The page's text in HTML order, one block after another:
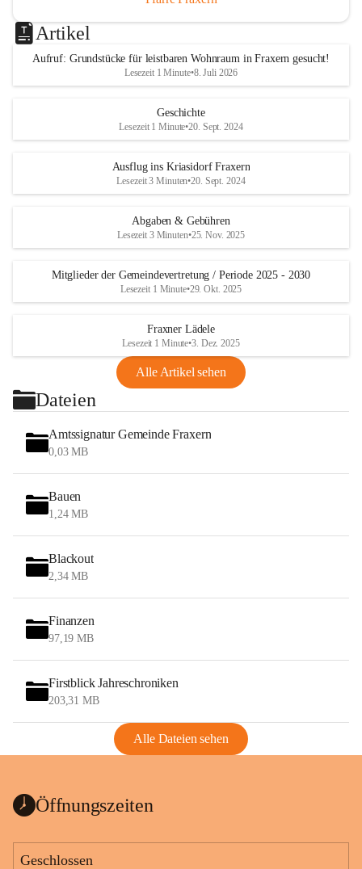
Artikel
Aufruf: Grundstücke für leistbaren Wohnraum in Fraxern gesucht!
Lesezeit 1 Minute•8. Juli 2026
Geschichte
Lesezeit 1 Minute•20. Sept. 2024
Ausflug ins Kriasidorf Fraxern
Lesezeit 3 Minuten•20. Sept. 2024
Abgaben & Gebühren
Lesezeit 3 Minuten•25. Nov. 2025
Mitglieder der Gemeindevertretung / Periode 2025 - 2030
Lesezeit 1 Minute•29. Okt. 2025
Fraxner Lädele
Lesezeit 1 Minute•3. Dez. 2025
Alle Artikel sehen
Dateien
Amtssignatur Gemeinde Fraxern
0,03 MB
Bauen
1,24 MB
Blackout
2,34 MB
Finanzen
97,19 MB
Firstblick Jahreschroniken
203,31 MB
Alle Dateien sehen
Öffnungszeiten
Geschlossen